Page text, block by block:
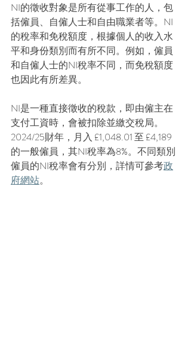
NI的徵收對象是所有從事工作的人，包
括僱員、自僱人士和自由職業者等。NI
的稅率和免稅額度，根據個人的收入水
平和身份類別而有所不同。例如，僱員
和自僱人士的NI稅率不同，而免稅額度
也因此有所差異。
NI是一種直接徵收的稅款，即由僱主在
支付工資時，會被扣除並繳交稅局。
2024/25財年，月入 £1,048.01 至 £4,189
的一般僱員，其NI稅率為8%。不同類別
僱員的NI稅率會有分別，詳情可參考政
府網站。